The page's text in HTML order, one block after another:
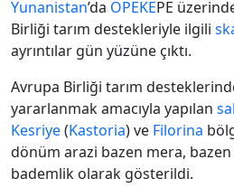
Yunanistan’da OPEKEPE
Birliği tarım destekleriyle ilgili
ayrıntılar gün yüzüne çıktı.
Avrupa Birliği tarım
yararlanmak amacıyla yapılan
Kesriye(Kastoria) ve Filorina
dönüm arazi bazen mera,
bademlik olarak gösterildi.